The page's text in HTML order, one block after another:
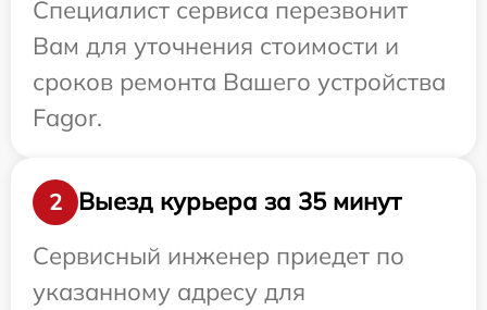
Специалист сервиса перезвонит
Вам для уточнения стоимости и
сроков ремонта Вашего устройства
Fagor.
2
Выезд курьера за 35 минут
Сервисный инженер приедет по
указанному адресу для